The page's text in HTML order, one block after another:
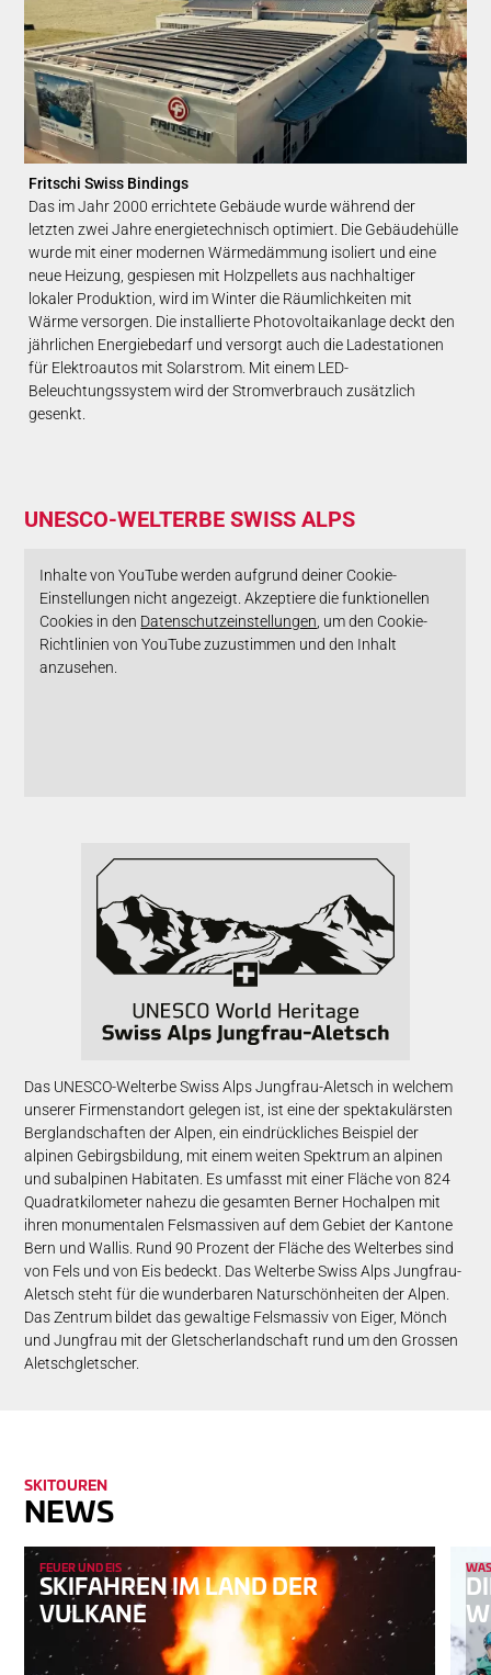
Fritschi Swiss Bindings
Das im Jahr 2000 errichtete Gebäude wurde während der
letzten zwei Jahre energietechnisch optimiert. Die Gebäudehülle
wurde mit einer modernen Wärmedämmung isoliert und eine
neue Heizung, gespiesen mit Holzpellets aus nachhaltiger
lokaler Produktion, wird im Winter die Räumlichkeiten mit
Wärme versorgen. Die installierte Photovoltaikanlage deckt den
jährlichen Energiebedarf und versorgt auch die Ladestationen
für Elektroautos mit Solarstrom. Mit einem LED-
Beleuchtungssystem wird der Stromverbrauch zusätzlich
gesenkt.
UNESCO-WELT­ERBE SWISS ALPS
Inhalte von YouTube werden aufgrund deiner Cookie-
Einstellungen nicht angezeigt. Akzeptiere die funktionellen
Cookies in den Datenschutzeinstellungen , um den Cookie-
Richtlinien von YouTube zuzustimmen und den Inhalt
anzusehen.
Das UNESCO-Welterbe Swiss Alps Jungfrau-Aletsch in welchem
unserer Firmenstandort gelegen ist, ist eine der spektakulärsten
Berglandschaften der Alpen, ein eindrückliches Beispiel der
alpinen Gebirgsbildung, mit einem weiten Spektrum an alpinen
und subalpinen Habitaten. Es umfasst mit einer Fläche von 824
Quadratkilometer nahezu die gesamten Berner Hochalpen mit
ihren monumentalen Felsmassiven auf dem Gebiet der Kantone
Bern und Wallis. Rund 90 Prozent der Fläche des Welterbes sind
von Fels und von Eis bedeckt. Das Welterbe Swiss Alps Jungfrau-
Aletsch steht für die wunderbaren Naturschönheiten der Alpen.
Das Zentrum bildet das gewaltige Felsmassiv von Eiger, Mönch
und Jungfrau mit der Gletscherlandschaft rund um den Grossen
Aletschgletscher.
SKITOUREN
NEWS
FEUER UND EIS
SKIFAHREN IM LAND DER
VULKANE